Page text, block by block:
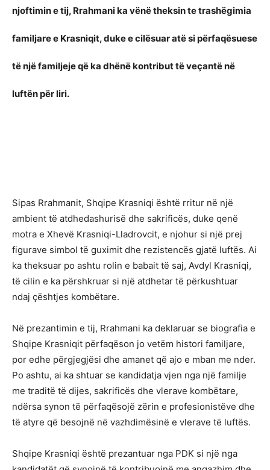
njoftimin e tij, Rrahmani ka vënë theksin te trashëgimia
familjare e Krasniqit, duke e cilësuar atë si përfaqësuese
të një familjeje që ka dhënë kontribut të veçantë në
luftën për liri.
Sipas Rrahmanit, Shqipe Krasniqi është rritur në një
ambient të atdhedashurisë dhe sakrificës, duke qenë
motra e Xhevë Krasniqi-Lladrovcit, e njohur si një prej
figurave simbol të guximit dhe rezistencës gjatë luftës. Ai
ka theksuar po ashtu rolin e babait të saj, Avdyl Krasniqi,
të cilin e ka përshkruar si një atdhetar të përkushtuar
ndaj çështjes kombëtare.
Në prezantimin e tij, Rrahmani ka deklaruar se biografia e
Shqipe Krasniqit përfaqëson jo vetëm histori familjare,
por edhe përgjegjësi dhe amanet që ajo e mban me nder.
Po ashtu, ai ka shtuar se kandidatja vjen nga një familje
me traditë të dijes, sakrificës dhe vlerave kombëtare,
ndërsa synon të përfaqësojë zërin e profesionistëve dhe
të atyre që besojnë në vazhdimësinë e vlerave të luftës.
Shqipe Krasniqi është prezantuar nga PDK si një nga